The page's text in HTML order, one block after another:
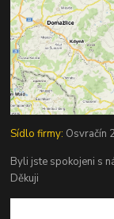
Sídlo firmy: Osvračín
Byli jste spokojeni s
Děkuji